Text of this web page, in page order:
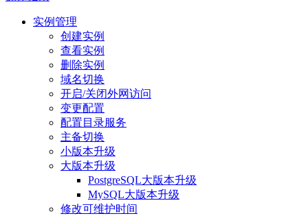
实例管理
创建实例
查看实例
删除实例
域名切换
开启/关闭外网访问
变更配置
配置目录服务
主备切换
小版本升级
大版本升级
PostgreSQL大版本升级
MySQL大版本升级
修改可维护时间